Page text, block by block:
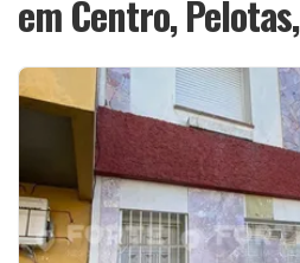
em Centro,